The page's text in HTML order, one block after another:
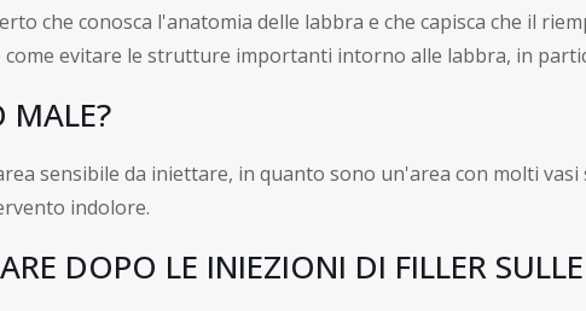
che conosca l'anatomia delle labbra e che capisca che il
come evitare le strutture importanti intorno alle labbra, in
MALE?
sensibile da iniettare, in quanto sono un'area con molti
indolore.
DOPO LE INIEZIONI DI FILLER